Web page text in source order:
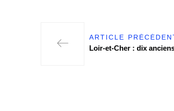
ARTICLE
Loir-et-Cher : dix